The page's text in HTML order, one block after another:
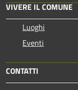
VIVERE IL COMUNE
Luoghi
Eventi
CONTATTI